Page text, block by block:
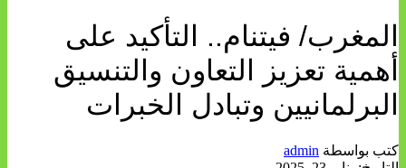
المغرب/ فيتنام.. التأكيد على
أهمية تعزيز التعاون والتنسيق
البرلمانيين وتبادل الخبرات
كتب بواسطة admin